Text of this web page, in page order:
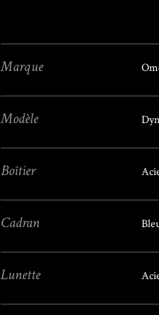
Marque
Modèle
Boîtier
Cadran
Lunette